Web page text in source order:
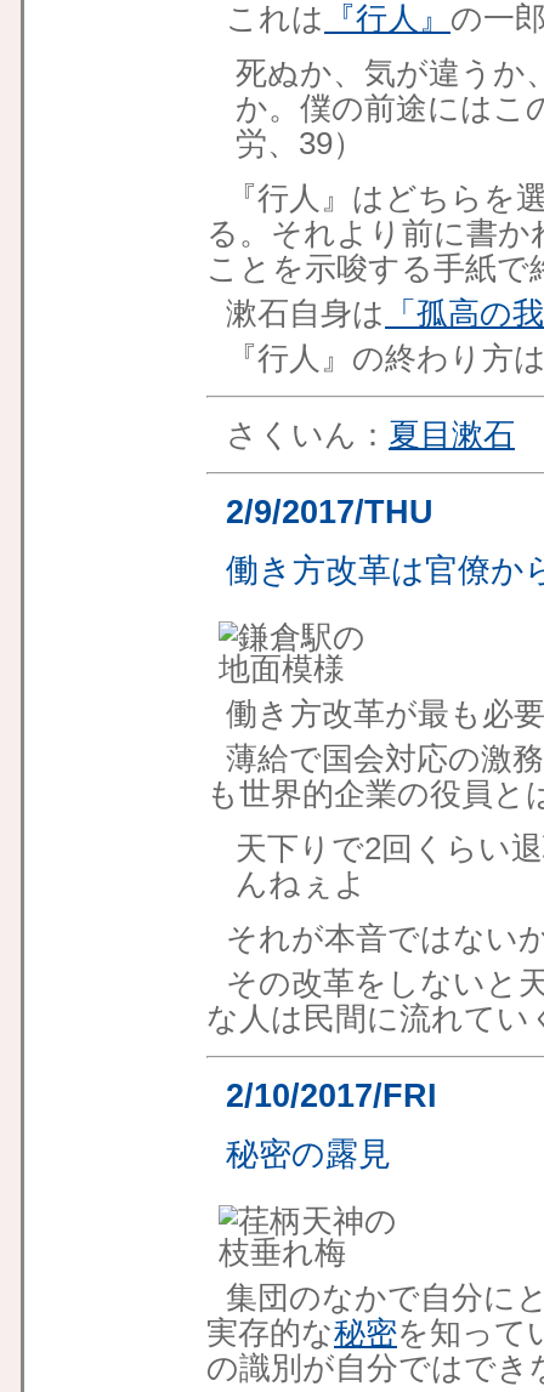
これは
『行人』 の一
死ぬか、気が違うか
か。僕の前途にはこ
労、39）
『行人』はどちらを
る。それより前に書
ことを示唆する手紙で
漱石自身は
「孤高の
『行人』の終わり方
さくいん： 夏目漱石
2/9/2017/THU
働き方改革は官僚か
働き方改革が最も必
薄給で国会対応の激
も世界的企業の役員と
天下りで2回くらい
んねぇよ
それが本音ではない
その改革をしないと
な人は民間に流れてい
2/10/2017/FRI
秘密の露見
集団のなかで自分に
実存的な秘密を知って
の識別が自分ではでき